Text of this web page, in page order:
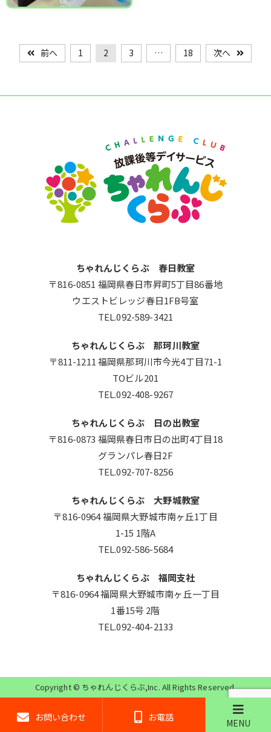
前へ 1 2 3 … 18 次へ
ちゃれんじくらぶ 春日教室
〒816-0851 福岡県春日市昇町5丁目86番地
ウエストビレッジ春日1FB号室
TEL.092-589-3421
ちゃれんじくらぶ 那珂川教室
〒811-1211 福岡県那珂川市今光4丁目71-1
TOビル201
TEL.092-408-9267
ちゃれんじくらぶ 日の出教室
〒816-0873 福岡県春日市日の出町4丁目18
グランパレ春日2F
TEL.092-707-8256
ちゃれんじくらぶ 大野城教室
〒816-0964 福岡県大野城市南ヶ丘1丁目
1-15 1階A
TEL.092-586-5684
ちゃれんじくらぶ 福岡支社
〒816-0964 福岡県大野城市南ヶ丘一丁目
1番15号 2階
TEL.092-404-2133
Copyright © ちゃれんじくらぶ,Inc. All Rights Reserved.
お問い合わせ お電話 MENU